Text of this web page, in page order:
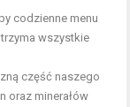
codzienne menu
wszystkie
część naszego
oraz minerałów